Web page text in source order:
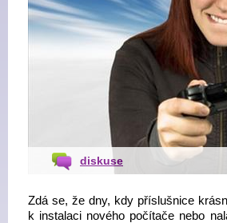
diskuse
Zdá se, že dny, kdy příslušnice
k instalaci nového počítače nebo